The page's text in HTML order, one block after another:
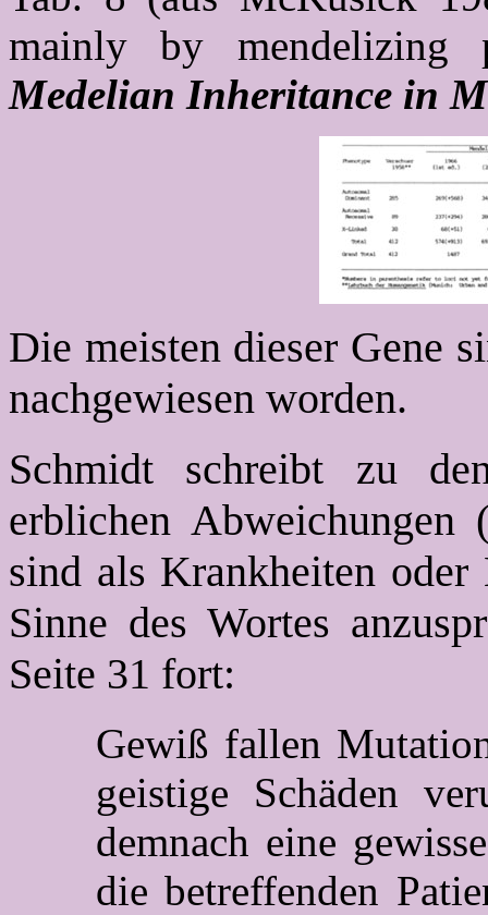
mainly by mendelizing
Medelian Inheritance in
Die meisten dieser Gene
nachgewiesen worden.
Schmidt schreibt zu
erblichen
sind als Krankheiten
Sinne des Wortes
Seite 31 fort:
Gewiß fallen
geistige Schäden
demnach eine
die betreffenden